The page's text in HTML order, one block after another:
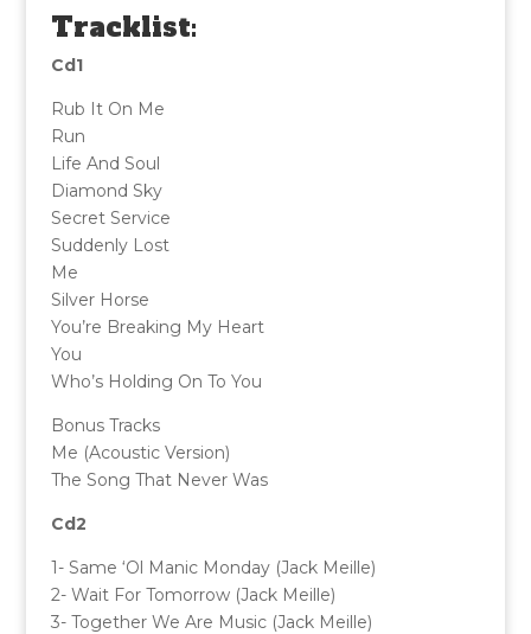
Tracklist:
Cd1
Rub It On Me
Run
Life And Soul
Diamond Sky
Secret Service
Suddenly Lost
Me
Silver Horse
You’re Breaking My Heart
You
Who’s Holding On To You
Bonus Tracks
Me (Acoustic Version)
The Song That Never Was
Cd2
1- Same ‘Ol Manic Monday (Jack Meille)
2- Wait For Tomorrow (Jack Meille)
3- Together We Are Music (Jack Meille)